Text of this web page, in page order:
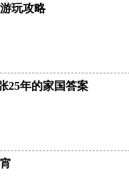
玩攻略
25年的家国答案